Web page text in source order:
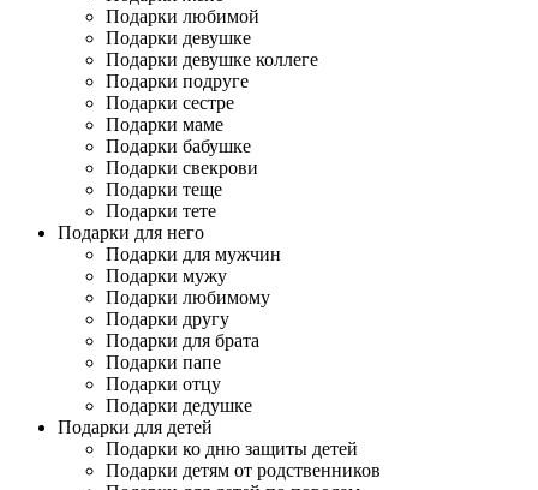
Подарки любимой
Подарки девушке
Подарки девушке коллеге
Подарки подруге
Подарки сестре
Подарки маме
Подарки бабушке
Подарки свекрови
Подарки теще
Подарки тете
Подарки для него
Подарки для мужчин
Подарки мужу
Подарки любимому
Подарки другу
Подарки для брата
Подарки папе
Подарки отцу
Подарки дедушке
Подарки для детей
Подарки ко дню защиты детей
Подарки детям от родственников